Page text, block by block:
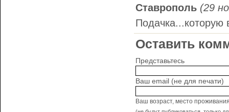
Ставрополь (29
Подачка...которую
Оставить
Представьтесь
Ваш email (не для печати)
Ваш возраст, место